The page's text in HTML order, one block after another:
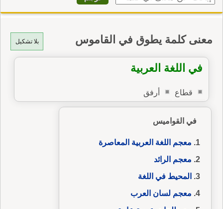
بلا تشكيل معنى كلمة يطوق في القاموس
في اللغة العربية
قطاع أرفق
في القواميس
معجم اللغة العربية المعاصرة
معجم الرائد
المحيط في اللغة
معجم لسان العرب